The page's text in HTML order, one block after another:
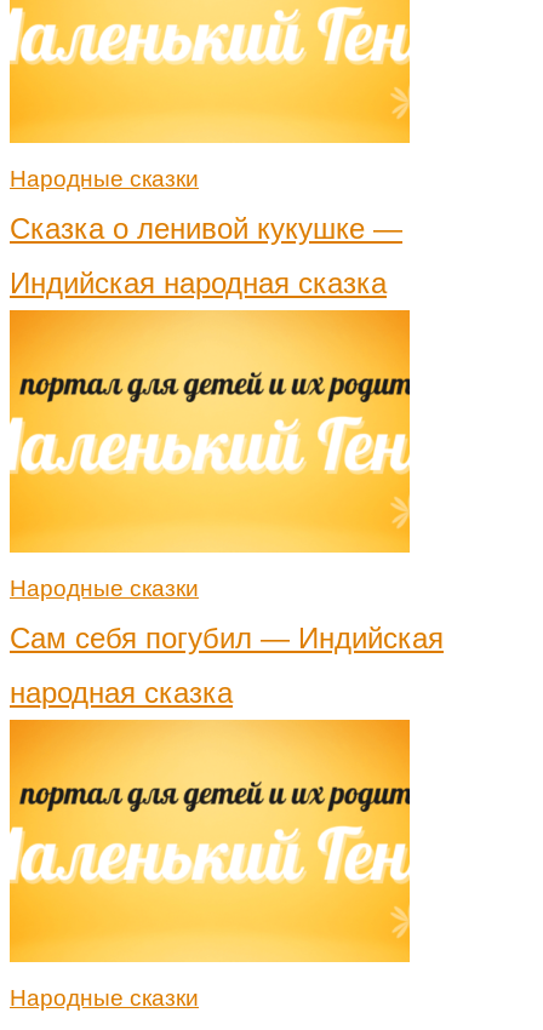
Народные сказки
Сказка о ленивой кукушке —
Индийская народная сказка
Народные сказки
Сам себя погубил — Индийская
народная сказка
Народные сказки